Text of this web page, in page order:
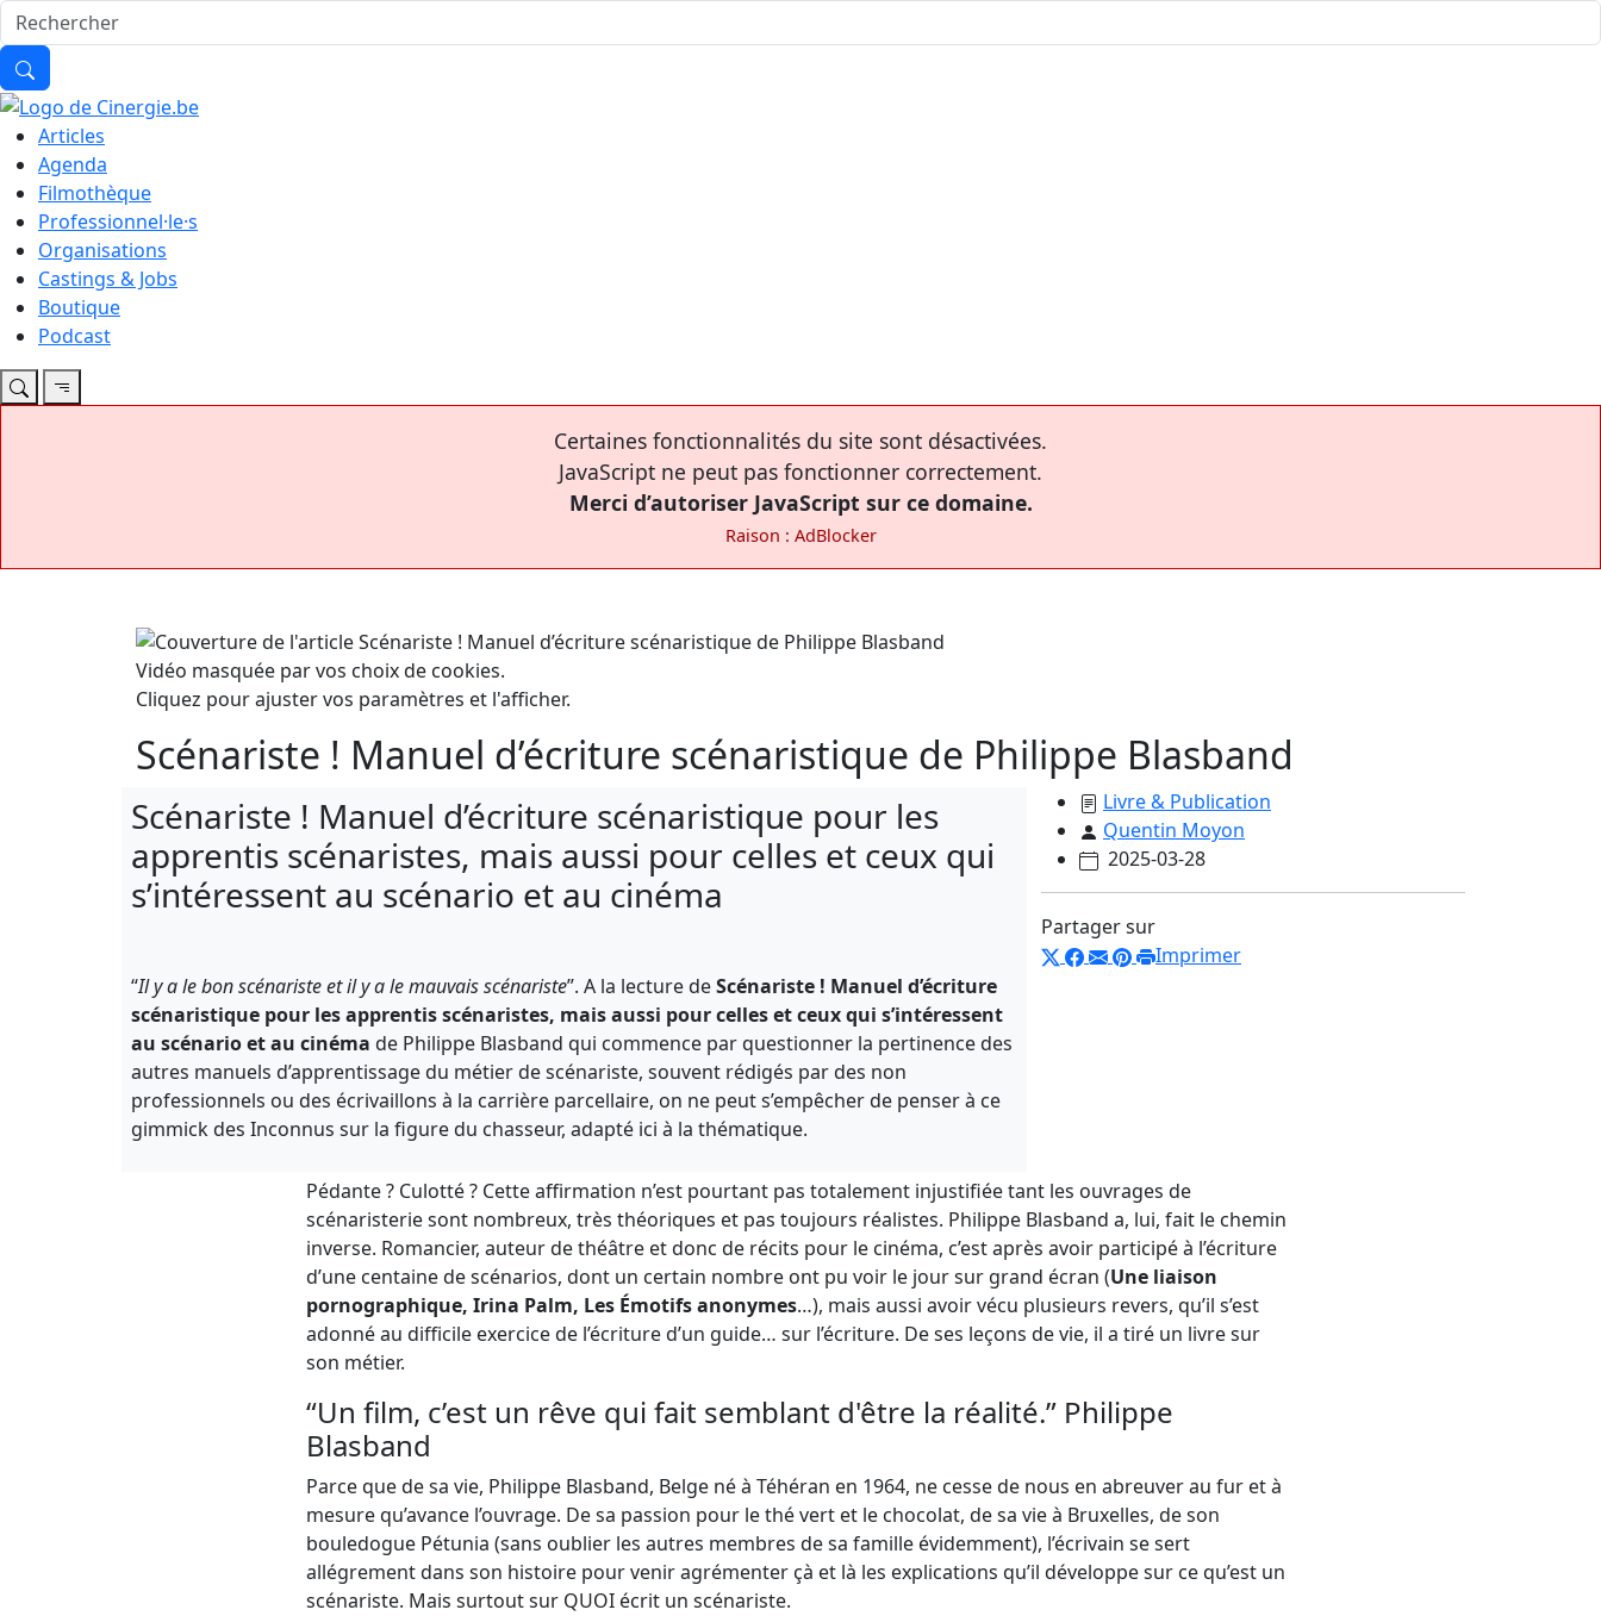
Articles
Agenda
Filmothèque
Professionnel·le·s
Organisations
Castings & Jobs
Boutique
Podcast
Certaines fonctionnalités du site sont désactivées.
JavaScript ne peut pas fonctionner correctement.
Merci d’autoriser JavaScript sur ce domaine.
Raison : AdBlocker
Vidéo masquée par vos choix de cookies.
Cliquez pour ajuster vos paramètres et l'afficher.
Scénariste ! Manuel d’écriture scénaristique de Philippe Blasband
Scénariste ! Manuel d’écriture scénaristique pour les
apprentis scénaristes, mais aussi pour celles et ceux qui
s’intéressent au scénario et au cinéma
“Il y a le bon scénariste et il y a le mauvais scénariste”. A la lecture deScénariste ! Manuel d’écriture
scénaristique pour les apprentis scénaristes, maisaussi pour celles et ceux qui s’intéressent
au scénario et au cinéma de Philippe Blasband qui commence par questionner la pertinence des
autres manuels d’apprentissage du métier de scénariste, souvent rédigés par des non
professionnels ou des écrivaillons à la carrière parcellaire, on ne peut s’empêcher de penser à ce
gimmick des Inconnus sur la figure du chasseur, adapté ici à la thématique.
Livre & Publication
Quentin Moyon
2025-03-28
Partager sur
Imprimer
Pédante ? Culotté ? Cette affirmation n’est pourtant pas totalement injustifiée tant les ouvrages de
scénaristerie sont nombreux, très théoriques et pas toujours réalistes. Philippe Blasband a, lui, fait le chemin
inverse. Romancier, auteur de théâtre et donc de récits pour le cinéma, c’est après avoir participé à l’écriture
d’une centaine de scénarios, dont un certain nombre ont pu voir le jour sur grand écran (Une liaison
pornographique, Irina Palm, Les Émotifs anonymes…), mais aussi avoir vécu plusieurs revers, qu’il s’est
adonné au difficile exercice de l’écriture d’un guide… sur l’écriture. De ses leçons de vie, il a tiré un livre sur
son métier.
“Un film, c’est un rêve qui fait semblant d'être la réalité.” Philippe
Blasband
Parce que de sa vie, Philippe Blasband, Belge né à Téhéran en 1964, ne cesse de nous en abreuver au fur et à
mesure qu’avance l’ouvrage. De sa passion pour le thé vert et le chocolat, de sa vie à Bruxelles, de son
bouledogue Pétunia (sans oublier les autres membres de sa famille évidemment), l’écrivain se sert
allégrement dans son histoire pour venir agrémenter çà et là les explications qu’il développe sur ce qu’est un
scénariste. Mais surtout sur QUOI écrit un scénariste.